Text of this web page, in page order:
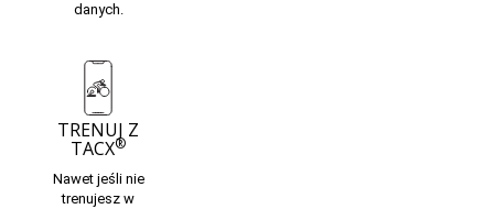
danych.
TRENUJ Z
TACX®
Nawet jeśli nie
trenujesz w